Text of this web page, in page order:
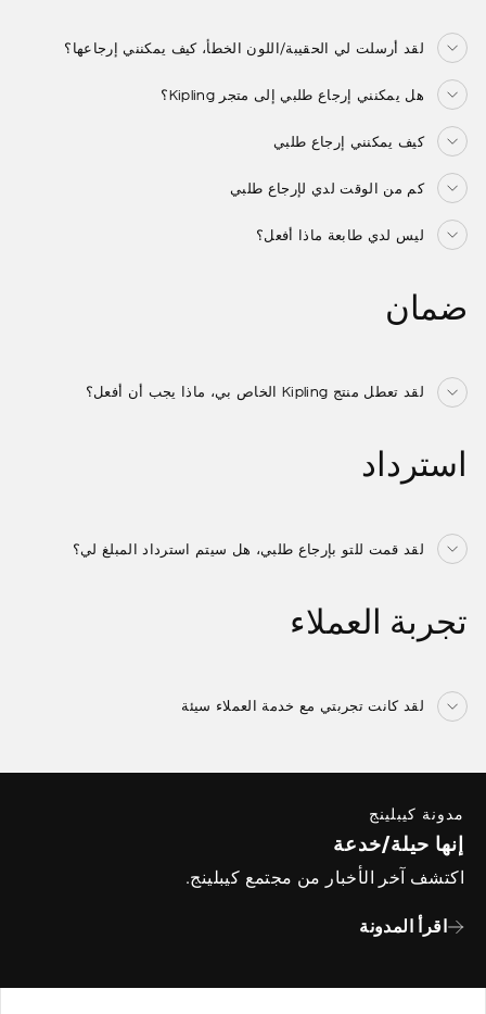
لقد أرسلت لي الحقيبة/اللون الخطأ، كيف يمكنني إرجاعها؟
هل يمكنني إرجاع طلبي إلى متجر Kipling؟
كيف يمكنني إرجاع طلبي
كم من الوقت لدي لإرجاع طلبي
ليس لدي طابعة ماذا أفعل؟
ضمان
لقد تعطل منتج Kipling الخاص بي، ماذا يجب أن أفعل؟
استرداد
لقد قمت للتو بإرجاع طلبي، هل سيتم استرداد المبلغ لي؟
تجربة العملاء
لقد كانت تجربتي مع خدمة العملاء سيئة
مدونة كيبلينج
إنها حيلة/خدعة
اكتشف آخر الأخبار من مجتمع كيبلينج.
اقرأ المدونة